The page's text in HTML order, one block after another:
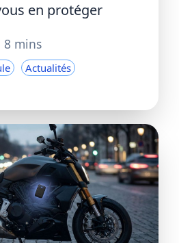
en protéger
8 mins
Actualités